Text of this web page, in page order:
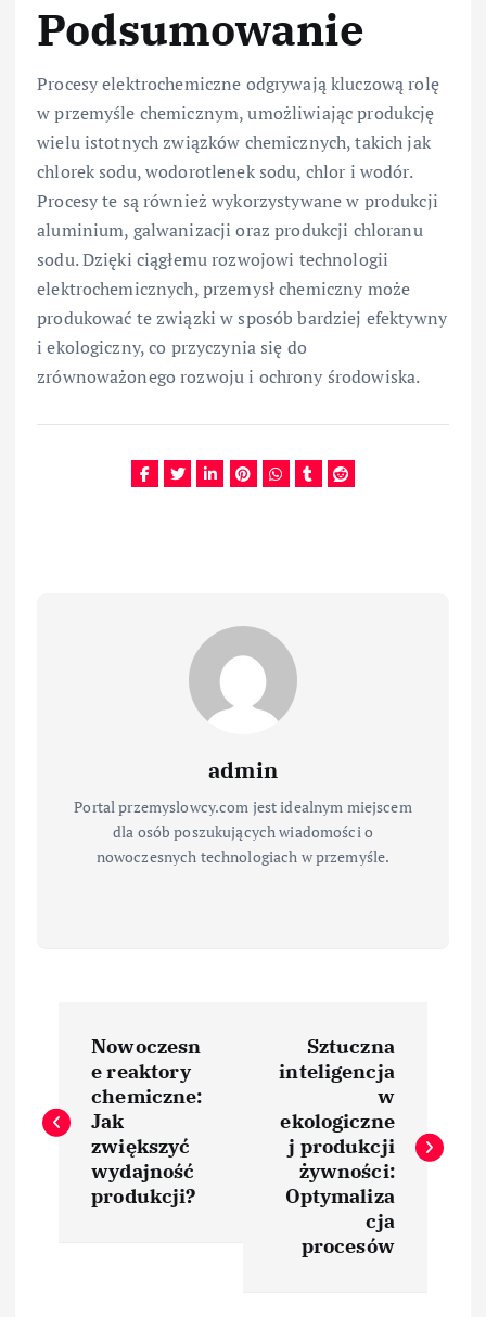
Podsumowanie
Procesy elektrochemiczne odgrywają kluczową rolę
w przemyśle chemicznym, umożliwiając produkcję
wielu istotnych związków chemicznych, takich jak
chlorek sodu, wodorotlenek sodu, chlor i wodór.
Procesy te są również wykorzystywane w produkcji
aluminium, galwanizacji oraz produkcji chloranu
sodu. Dzięki ciągłemu rozwojowi technologii
elektrochemicznych, przemysł chemiczny może
produkować te związki w sposób bardziej efektywny
i ekologiczny, co przyczynia się do
zrównoważonego rozwoju i ochrony środowiska.
admin
Portal przemyslowcy.com jest idealnym miejscem
dla osób poszukujących wiadomości o
nowoczesnych technologiach w przemyśle.
w
Nowoczesn
e reaktory
chemiczne:
Jak
zwiększyć
wydajność
produkcji?
Sztuczna
inteligencja
w
ekologiczne
j produkcji
żywności:
Optymaliza
cja
procesów